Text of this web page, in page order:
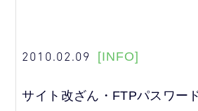
2010.02.09 [INFO]
サイト改ざん・FTPパスワー